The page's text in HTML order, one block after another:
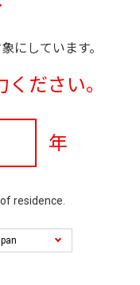
にしています。
ださい。
年
residence.